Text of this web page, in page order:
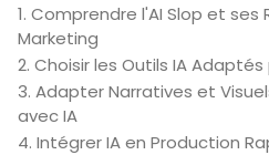
1. Comprendre l'AI Slop et ses
Marketing
2. Choisir les Outils IA
3. Adapter Narratives et
avec IA
4. Intégrer IA en Production